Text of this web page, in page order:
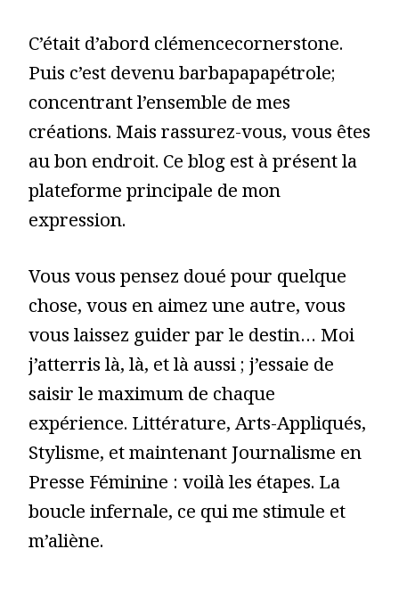
C’était d’abord clémencecornerstone.
Puis c’est devenu barbapapapétrole;
concentrant l’ensemble de mes
créations. Mais rassurez-vous, vous êtes
au bon endroit. Ce blog est à présent la
plateforme principale de mon
expression.
Vous vous pensez doué pour quelque
chose, vous en aimez une autre, vous
vous laissez guider par le destin… Moi
j’atterris là, là, et là aussi ; j’essaie de
saisir le maximum de chaque
expérience. Littérature, Arts-Appliqués,
Stylisme, et maintenant Journalisme en
Presse Féminine : voilà les étapes. La
boucle infernale, ce qui me stimule et
m’aliène.